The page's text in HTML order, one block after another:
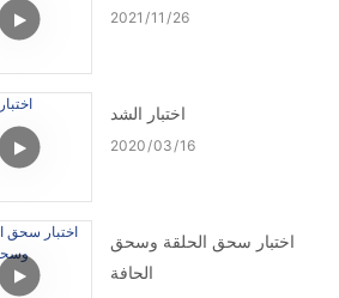
2021 11 26
اختبار الشد
2020 03 16
اختبار سحق الحلقة وسحق
الحافة